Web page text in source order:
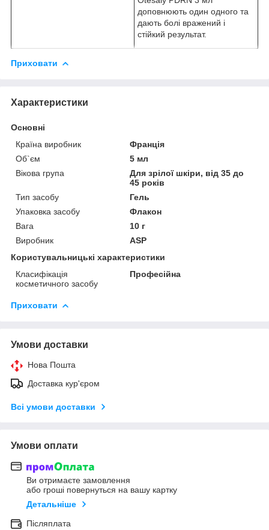
доповнюють один одного та
дають болі вражений і
стійкий результат.
Приховати
Характеристики
Основні
Країна виробник
Франція
Об`єм
5 мл
Вікова група
Для зрілої шкіри, від 35 до
45 років
Тип засобу
Гель
Упаковка засобу
Флакон
Вага
10 г
Виробник
ASP
Користувальницькі характеристики
Класифікація
косметичного засобу
Професійна
Приховати
Умови доставки
Нова Пошта
Доставка кур'єром
Всі умови доставки
Умови оплати
Ви отримаєте замовлення
або гроші повернуться на вашу картку
Детальніше
Післяплата